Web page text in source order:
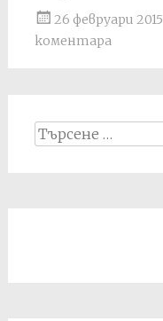
26 февруари 2015
коментара
Search